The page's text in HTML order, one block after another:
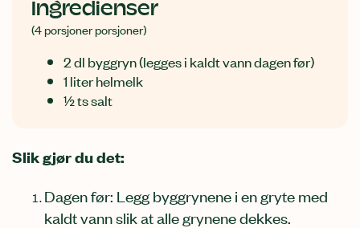
Ingredienser
(4 porsjoner porsjoner)
2 dl byggryn (legges i kaldt vann dagen før)
1 liter helmelk
½ ts salt
Slik gjør du det:
Dagen før: Legg byggrynene i en gryte med
kaldt vann slik at alle grynene dekkes.